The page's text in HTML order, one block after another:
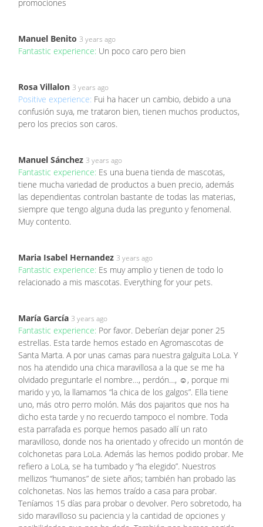
promociones
Manuel Benito 3 years ago
Fantastic experience: Un poco caro pero bien
Rosa Villalon 3 years ago
Positive experience: Fui ha hacer un cambio, debido a una
confusión suya, me trataron bien, tienen muchos productos,
pero los precios son caros.
Manuel Sánchez 3 years ago
Fantastic experience: Es una buena tienda de mascotas,
tiene mucha variedad de productos a buen precio, además
las dependientas controlan bastante de todas las materias,
siempre que tengo alguna duda las pregunto y fenomenal.
Muy contento.
Maria Isabel Hernandez 3 years ago
Fantastic experience: Es muy amplio y tienen de todo lo
relacionado a mis mascotas. Everything for your pets.
María García 3 years ago
Fantastic experience: Por favor. Deberían dejar poner 25
estrellas. Esta tarde hemos estado en Agromascotas de
Santa Marta. A por unas camas para nuestra galguita LoLa. Y
nos ha atendido una chica maravillosa a la que se me ha
olvidado preguntarle el nombre…, perdón…, ☺️, porque mi
marido y yo, la llamamos “la chica de los galgos”. Ella tiene
uno, más otro perro molón. Más dos pajaritos que nos ha
dicho esta tarde y no recuerdo tampoco el nombre. Toda
esta parrafada es porque hemos pasado allí un rato
maravilloso, donde nos ha orientado y ofrecido un montón de
colchonetas para LoLa. Además las hemos podido probar. Me
refiero a LoLa, se ha tumbado y “ha elegido”. Nuestros
mellizos “humanos” de siete años; también han probado las
colchonetas. Nos las hemos traído a casa para probar.
Teníamos 15 días para probar o devolver. Pero sobretodo, ha
sido maravilloso su paciencia y la cantidad de opciones y